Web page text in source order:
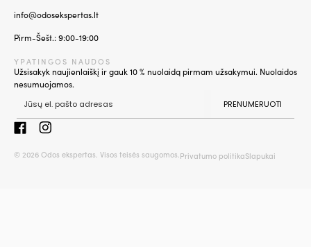
info@odosekspertas.lt
Pirm-Šešt.: 9:00-19:00
YPATINGOS NAUDOS
Užsisakyk naujienlaiškį ir gauk 10 % nuolaidą pirmam užsakymui. Nuolaidos
nesumuojamos.
PRENUMERUOTI
© 2026 Odos ekspertas. Visos teisės saugomos. Privatumo politikaSlapukai